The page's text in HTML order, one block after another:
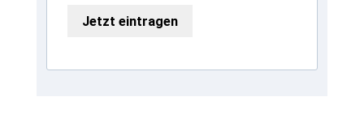
Jetzt eintragen